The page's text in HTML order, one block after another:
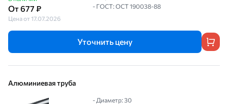
От 677 ₽
Цена от 17.07.2026
- ГОСТ: ОСТ 190038-88
Уточнить цену
Алюминиевая труба
- Диаметр: 30